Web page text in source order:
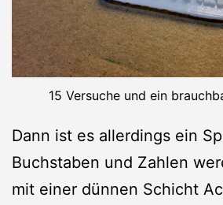
15 Versuche und ein
Dann ist es allerdings ein
Buchstaben und Zahlen
mit einer dünnen Schicht